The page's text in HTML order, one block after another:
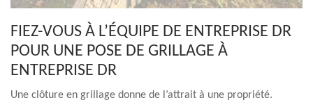
FIEZ-VOUS À L’ÉQUIPE DE ENTREPRISE DR
POUR UNE POSE DE GRILLAGE À
ENTREPRISE DR
Une clôture en grillage donne de l’attrait à une propriété.